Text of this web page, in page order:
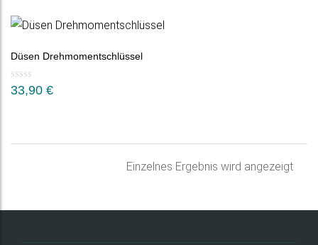
Düsen Drehmomentschlüssel
33,90 €
Einzelnes Ergebnis wird angezeigt